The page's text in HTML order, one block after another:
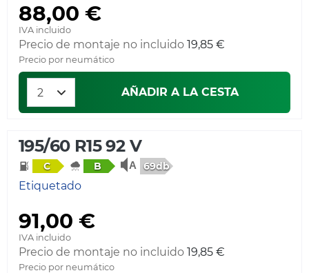
88,00 €
IVA incluido
Precio de montaje no incluido 19,85 €
Precio por neumático
AÑADIR A LA CESTA
195/60 R15 92 V
C B 69db
Etiquetado
91,00 €
IVA incluido
Precio de montaje no incluido 19,85 €
Precio por neumático